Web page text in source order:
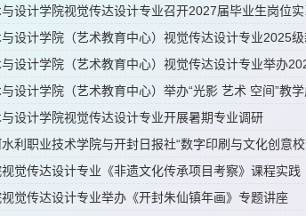
设计学院视觉传达设计专业召开2027届毕业生岗位
设计学院（艺术教育中心）视觉传达设计专业2025
设计学院（艺术教育中心）视觉传达设计专业举办
设计学院（艺术教育中心）举办“光影 艺术 空间”教
设计学院视觉传达设计专业开展暑期专业调研
利职业技术学院与开封日报社“数字印刷与文化创意
觉传达设计专业《非遗文化传承项目考察》课程实践
觉传达设计专业举办《开封朱仙镇年画》专题讲座